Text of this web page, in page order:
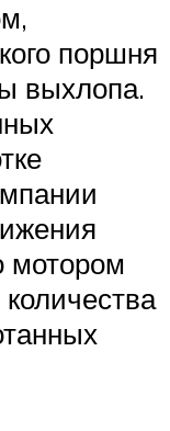
поршня
выхлопа.
мотором